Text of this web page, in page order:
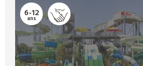
6-12
ans